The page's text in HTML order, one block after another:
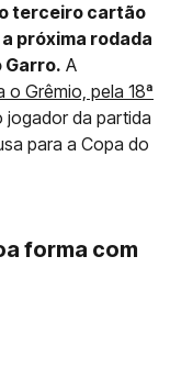
terceiro cartão
próxima rodada
Garro. A
Grêmio, pela 18ª
jogador da partida
para a Copa do
forma com